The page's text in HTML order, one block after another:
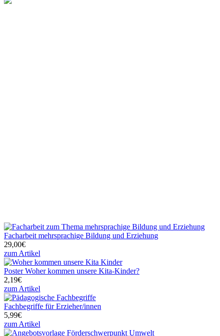
Facharbeit mehrsprachige Bildung und Erziehung
29,00€
zum Artikel
Poster Woher kommen unsere Kita-Kinder?
2,19€
zum Artikel
Fachbegriffe für Erzieher/innen
5,99€
zum Artikel